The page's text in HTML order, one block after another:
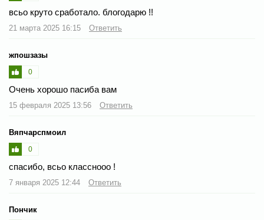
всьо круто сработало. блогодарю !!
21 марта 2025 16:15 Ответить
жпошзазы
0
Очень хорошо пасиба вам
15 февраля 2025 13:56 Ответить
Вяпчарспмоил
0
спасибо, всьо класснооо !
7 января 2025 12:44 Ответить
Пончик